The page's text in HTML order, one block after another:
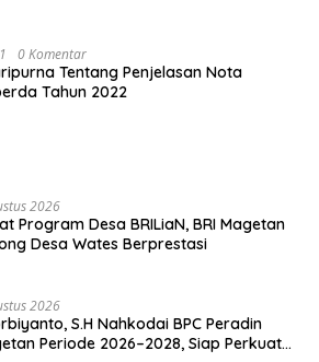
0 Komentar
Tentang Penjelasan Nota
Tahun 2022
2026
Program Desa BRILiaN, BRI Magetan
Desa Wates Berprestasi
2026
S.H Nahkodai BPC Peradin
Periode 2026–2028, Siap Perkuat